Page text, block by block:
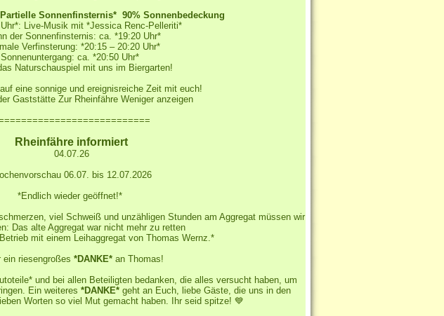
Sonnenfinsternis* 90% Sonnenbedeckung
Live-Musik mit *Jessica Renc-Pelleriti*
der Sonnenfinsternis: ca. *19:20 Uhr*
Verfinsterung: *20:15 – 20:20 Uhr*
Sonnenuntergang: ca. *20:50 Uhr*
Naturschauspiel mit uns im Biergarten!
eine sonnige und ereignisreiche Zeit mit euch!
Gaststätte Zur Rheinfähre Weniger anzeigen
Rheinfähre informiert
04.07.26
06.07. bis 12.07.2026
*Endlich wieder geöffnet!*
viel Schweiß und unzähligen Stunden am Aggregat müssen wir
Das alte Aggregat war nicht mehr zu retten️
mit einem Leihaggregat von Thomas Wernz.*
ein riesengroßes *DANKE* an Thomas!
und bei allen Beteiligten bedanken, die alles versucht haben, um
Ein weiteres *DANKE* geht an Euch, liebe Gäste, die uns in den
Worten so viel Mut gemacht haben. Ihr seid spitze! 💙